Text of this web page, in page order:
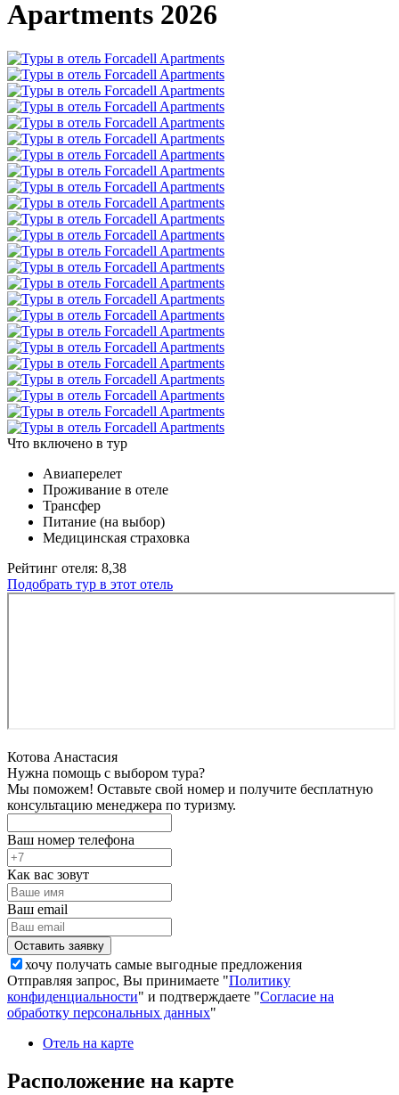
Apartments 2026
Что включено в тур
Авиаперелет
Проживание в отеле
Трансфер
Питание (на выбор)
Медицинская страховка
Рейтинг отеля: 8,38
Подобрать тур в этот отель
Котова Анастасия
Нужна помощь с выбором тура?
Мы поможем! Оставьте свой номер и получите бесплатную
консультацию менеджера по туризму.
Ваш номер телефона
Как вас зовут
Ваш email
хочу получать самые выгодные предложения
Отправляя запрос, Вы принимаете "Политику
конфиденциальности" и подтверждаете "Согласие на
обработку персональных данных"
Отель на карте
Расположение на карте